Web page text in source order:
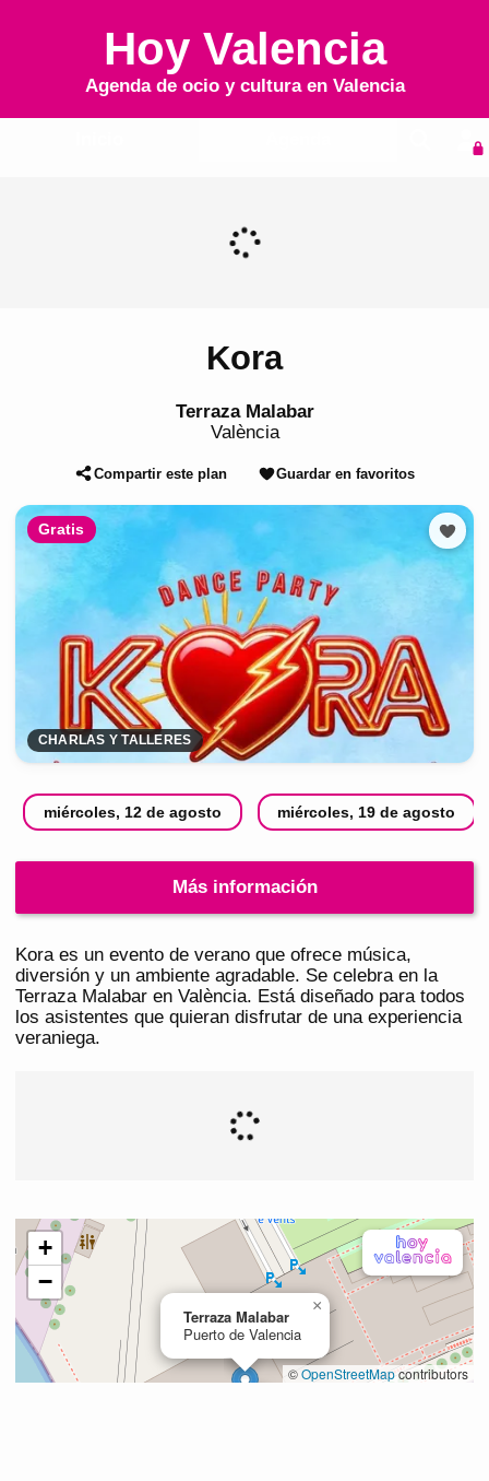
Hoy Valencia
Agenda de ocio y cultura en Valencia
Kora
Terraza Malabar
València
Compartir este plan Guardar en favoritos
Gratis
CHARLAS Y TALLERES
miércoles, 12 de agosto miércoles, 19 de agosto
Más información
Kora es un evento de verano que ofrece música,
diversión y un ambiente agradable. Se celebra en la
Terraza Malabar en València. Está diseñado para todos
los asistentes que quieran disfrutar de una experiencia
veraniega.